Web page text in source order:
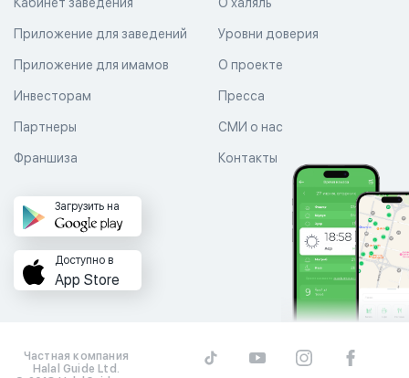
Уровни доверия
Приложение для заведений
Приложение для имамов О проекте
Пресса
СМИ о нас
Контакты
Инвесторам
Партнеры
Франшиза
Загрузить на
Доступно в
App Store
Частная компания
Halal Guide Ltd.